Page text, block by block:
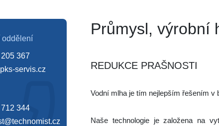
oddělení
367
servis.cz
344
Průmysl, výrobní
REDUKCE PRAŠNOSTI
Vodní mlha je tím nejlepším řešením v
Naše technologie je založena na